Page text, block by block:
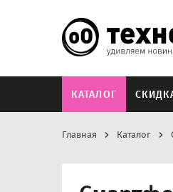
КАТАЛОГ
Главная Каталог